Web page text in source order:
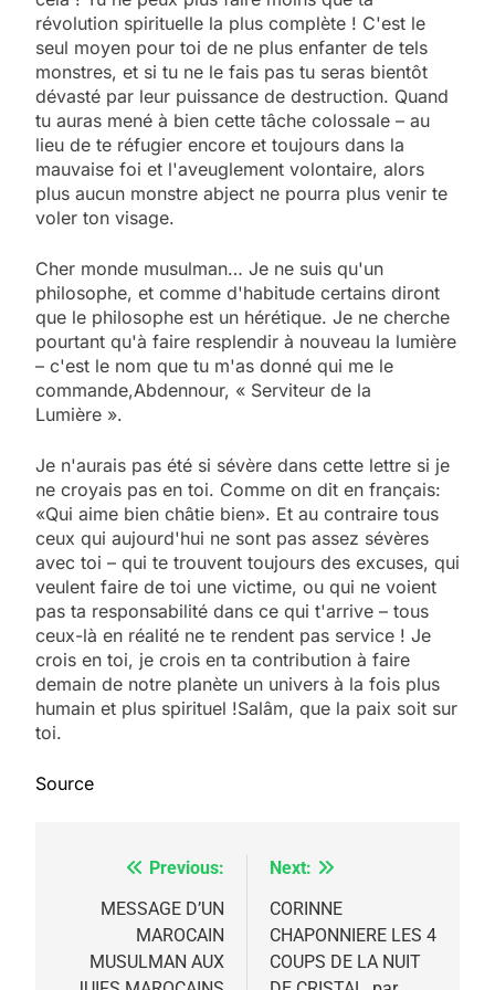
révolution spirituelle la plus complète ! C'est le
seul moyen pour toi de ne plus enfanter de tels
monstres, et si tu ne le fais pas tu seras bientôt
dévasté par leur puissance de destruction. Quand
tu auras mené à bien cette tâche colossale – au
lieu de te réfugier encore et toujours dans la
mauvaise foi et l'aveuglement volontaire, alors
plus aucun monstre abject ne pourra plus venir te
voler ton visage.
Cher monde musulman… Je ne suis qu'un
philosophe, et comme d'habitude certains diront
que le philosophe est un hérétique. Je ne cherche
pourtant qu'à faire resplendir à nouveau la lumière
– c'est le nom que tu m'as donné qui me le
commande,Abdennour, « Serviteur de la
Lumière ».
Je n'aurais pas été si sévère dans cette lettre si je
ne croyais pas en toi. Comme on dit en français:
«Qui aime bien châtie bien». Et au contraire tous
ceux qui aujourd'hui ne sont pas assez sévères
avec toi – qui te trouvent toujours des excuses, qui
veulent faire de toi une victime, ou qui ne voient
pas ta responsabilité dans ce qui t'arrive – tous
ceux-là en réalité ne te rendent pas service ! Je
crois en toi, je crois en ta contribution à faire
demain de notre planète un univers à la fois plus
humain et plus spirituel !Salâm, que la paix soit sur
toi.
Source
Navigation
l’article
Previous:
MESSAGE D’UN
MAROCAIN
MUSULMAN AUX
Next:
CORINNE
CHAPONNIERE LES 4
COUPS DE LA NUIT
2025, l’année la plus